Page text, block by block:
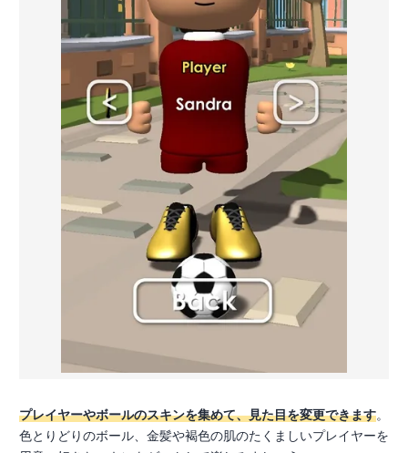
プレイヤーやボールのスキンを集めて、見た目を変更できます。
色とりどりのボール、金髪や褐色の肌のたくましいプレイヤーを